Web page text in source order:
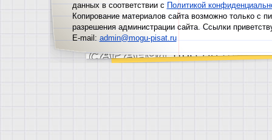
данных в соответствии сПолитикой
Копирование материалов сайта возможно только с
разрешения администрации сайта. Ссылки
E-mail:admin@mogu-pisat.ru